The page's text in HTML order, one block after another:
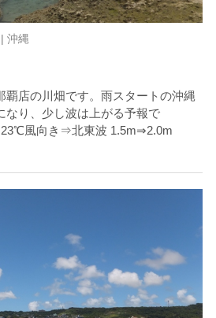
| 沖縄
覇店の川畑です。雨スタートの沖縄
なり、少し波は上がる予報で
風向き⇒北東波 1.5m⇒2.0m